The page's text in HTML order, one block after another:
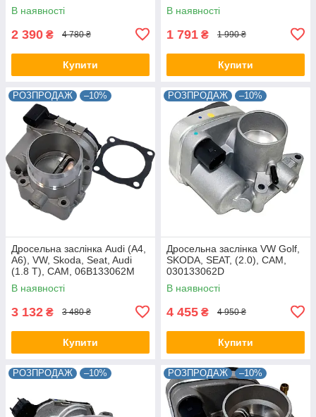
В наявності
2 390 ₴ 4 780 ₴
Купити
В наявності
1 791 ₴ 1 990 ₴
Купити
РОЗПРОДАЖ –10%
Дросельна заслінка Audi (A4,
A6), VW, Skoda, Seat, Audi
(1.8 T), CAM, 06B133062M
В наявності
3 132 ₴ 3 480 ₴
Купити
РОЗПРОДАЖ –10%
Дросельна заслінка VW Golf,
SKODA, SEAT, (2.0), CAM,
030133062D
В наявності
4 455 ₴ 4 950 ₴
Купити
РОЗПРОДАЖ –10% РОЗПРОДАЖ –10%